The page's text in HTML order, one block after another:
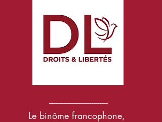
-----------------------------
Le binôme francophone,